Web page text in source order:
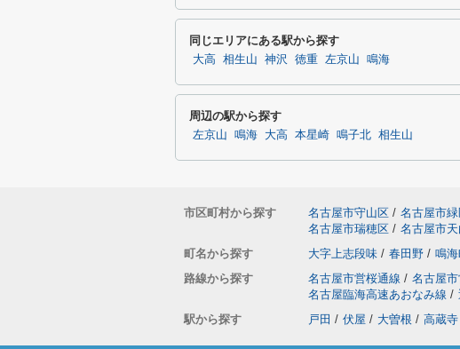
同じエリアにある駅から探す
大高 相生山 神沢 徳重 左京山 鳴海
周辺の駅から探す
左京山 鳴海 大高 本星崎 鳴子北 相生山
市区町村から探す 名古屋市守山区 / 名古屋市
名古屋市瑞穂区 / 名古屋市
町名から探す
大字上志段味 / 春田野 / 鳴
路線から探す
名古屋市営桜通線 / 名古屋
名古屋臨海高速あおなみ線 /
駅から探す
戸田 / 伏屋 / 大曽根 / 高蔵寺